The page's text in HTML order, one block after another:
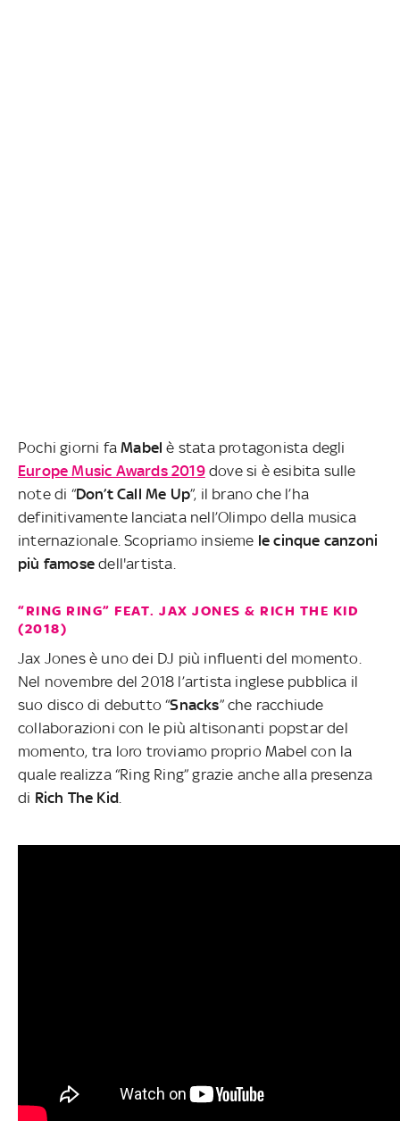
Pochi giorni faMabel è stata protagonista degli
Europe Music Awards 2019dove si è esibita sulle
note di “Don’t Call Me Up”, il brano che l’ha
definitivamente lanciata nell’Olimpo della musica
internazionale. Scopriamo insieme le cinque canzoni
più famose dell'artista.
“RING RING” FEAT. JAX JONES & RICH THE KID
(2018)
Jax Jones è uno dei DJ più influenti del momento.
Nel novembre del 2018 l’artista inglese pubblica il
suo disco di debutto “Snacks” che racchiude
collaborazioni con le più altisonanti popstar del
momento, tra loro troviamo proprio Mabel con la
quale realizza “Ring Ring” grazie anche alla presenza
di Rich The Kid